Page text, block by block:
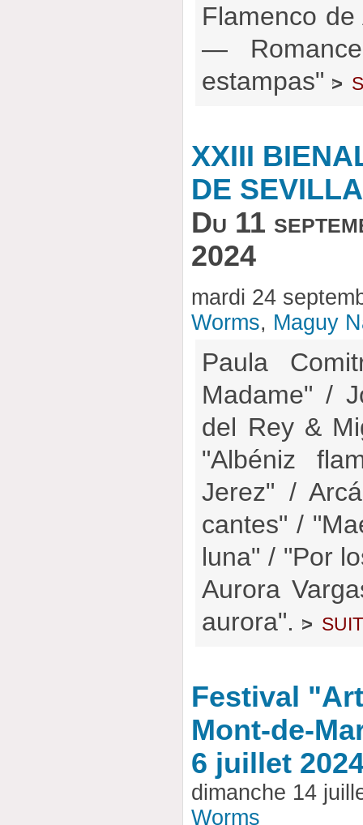
Flamenco
—
estampas" >
XXIII
DE SEVILLA
Du 11
2024
mardi 24
Worms, Maguy
Paula
Madame" /
del Rey &
"Albéniz
Jerez" /
cantes" /
luna" / "Por
Aurora
aurora". >
Festival
Mont-de-
6 juillet
dimanche 14
Worms